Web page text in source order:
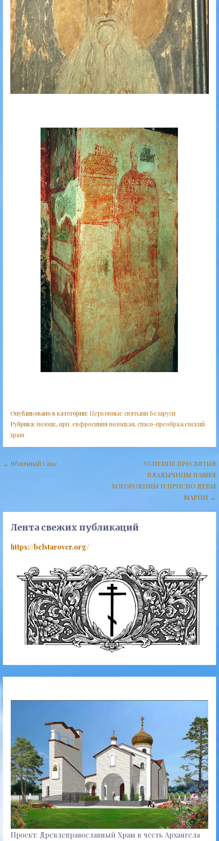
Опубликовано в категории: Церковные святыни Беларуси
Рубрика: полоцк, прп. евфросиния полоцкая, спасо-преображенский
храм
Навигация
← Яблочный Спас
УСПЕНИЕ ПРЕСВЯТЫЯ
ВЛАДЫЧИЦЫ НАШЕЯ
БОГОРОДИЦЫ И ПРИСНО ДЕВЫ
МАРИИ →
Лента свежих публикаций
https://belstarover.org/
Проект: Древлеправославный Храм в честь Архангела